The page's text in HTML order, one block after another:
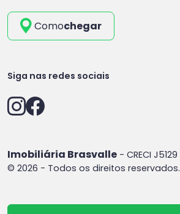
Comochegar
Siga nas redes sociais
Imobiliária Brasvalle - CRECI J5129
© 2026 - Todos os direitos reservados.